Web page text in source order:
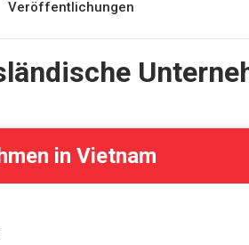
Veröffentlichungen
in Vietnam